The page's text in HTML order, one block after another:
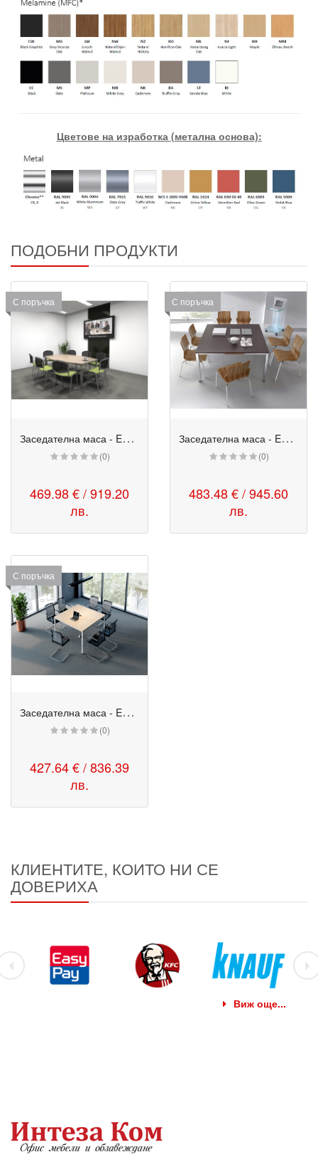
Цветове на изработка (метална основа):
ПОДОБНИ ПРОДУКТИ
С поръчка
З
аседателна маса - Easy Space - 200/120/80/74 см.
(0)
469.98 € / 919.20
лв.
С поръчка
З
аседателна маса - Easy Space 3
(0)
483.48 € / 945.60
лв.
С поръчка
З
аседателна маса - Easy Space - 140/140/74 см.
(0)
427.64 € / 836.39
лв.
КЛИЕНТИТЕ, КОИТО НИ СЕ
ДОВЕРИХА
Виж още...